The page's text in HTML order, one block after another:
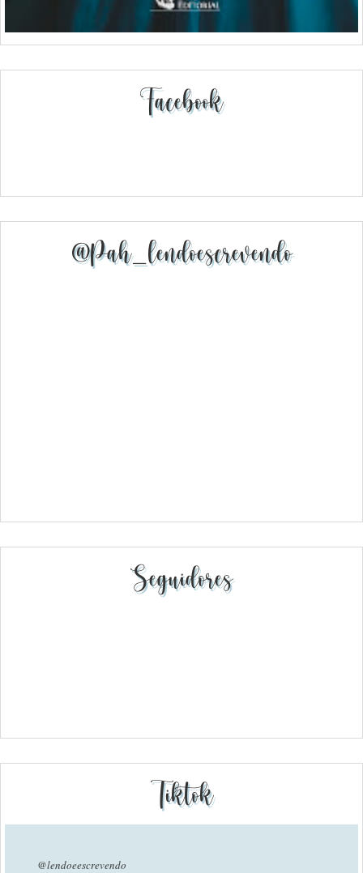
Facebook
@pah_lendoescrevendo
Seguidores
Tiktok
@lendoeescrevendo